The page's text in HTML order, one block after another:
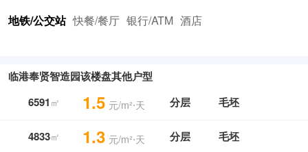
地铁/公交站 快餐/餐厅 银行/ATM 酒店
临港奉贤智造园该楼盘其他户型
6591 ㎡ 1.5 元/m²⋅天 分层 毛坯
4833㎡ 1.3 元/m²⋅天 分层 毛坯